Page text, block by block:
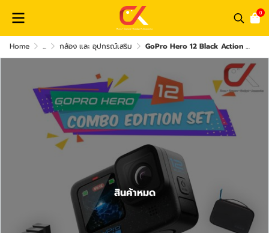
0
Home ... กล้อง และ อุปกรณ์เสริม GoPro Hero 12 Black Action Camera กล้องโกโปร
สินค้าหมด